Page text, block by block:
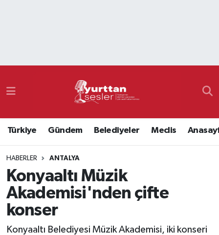
Türkiye Gündem Belediyeler Meclis
HABERLER ANTALYA
Konyaaltı Müzik
Akademisi'nden çifte
konser
Konyaaltı Belediyesi Müzik Akademisi, iki konseri
Namaz Vakitleri
Süper Lig Puan Durumu ve Fikstür
Tüm Manşetler
Son Dakika Haberleri
Haber Arşivi